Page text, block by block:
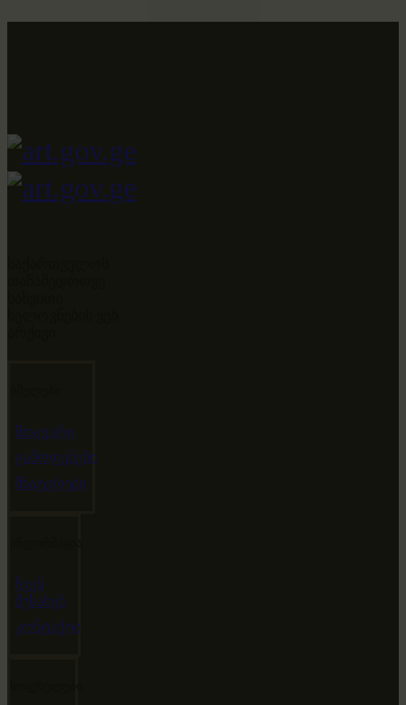
მთავარი
გამოფენები
მხატვრები
ჩვენ
შესახებ
კონტაქტი